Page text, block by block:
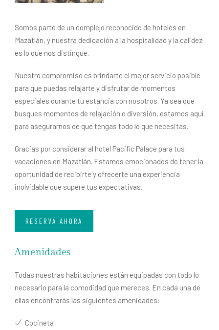
Somos parte de un complejo reconocido de hoteles en
Mazatlán, y nuestra dedicación a la hospitalidad y la calidez
es lo que nos distingue.
Nuestro compromiso es brindarte el mejor servicio posible
para que puedas relajarte y disfrutar de momentos
especiales durante tu estancia con nosotros. Ya sea que
busques momentos de relajación o diversión, estamos aquí
para asegurarnos de que tengas todo lo que necesitas.
Gracias por considerar al hotel Pacific Palace para tus
vacaciones en Mazatlán. Estamos emocionados de tener la
oportunidad de recibirte y ofrecerte una experiencia
inolvidable que supere tus expectativas.
RESERVA AHORA
Amenidades
Todas nuestras habitaciones están equipadas con todo lo
necesario para la comodidad que mereces. En cada una de
ellas encontrarás las siguientes amenidades:
Cocineta